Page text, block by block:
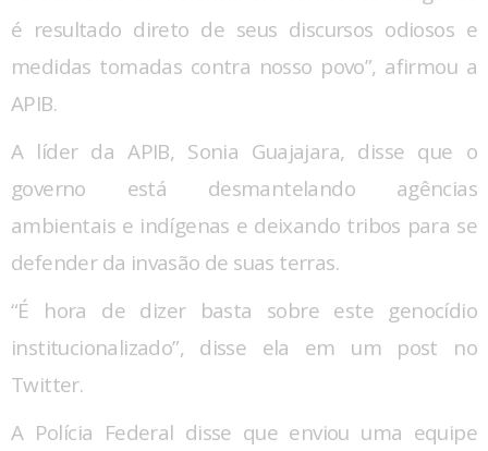
é resultado direto de seus discursos odiosos e
medidas tomadas contra nosso povo”, afirmou a
APIB.
A líder da APIB, Sonia Guajajara, disse que o
governo está desmantelando agências
ambientais e indígenas e deixando tribos para se
defender da invasão de suas terras.
“É hora de dizer basta sobre este genocídio
institucionalizado”, disse ela em um post no
Twitter.
A Polícia Federal disse que enviou uma equipe